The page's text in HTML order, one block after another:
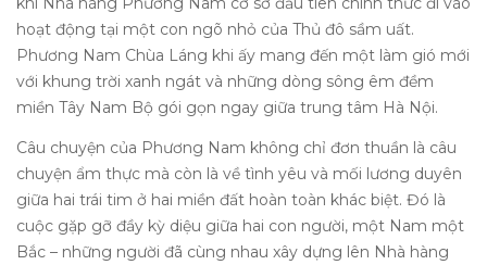
hoạt động tại một con ngõ nhỏ của Thủ đô sầm uất.
Phương Nam Chùa Láng khi ấy mang đến một làm gió mới
với khung trời xanh ngát và những dòng sông êm đềm
miền Tây Nam Bộ gói gọn ngay giữa trung tâm Hà Nội.
Câu chuyện của Phương Nam không chỉ đơn thuần là câu
chuyện ẩm thực mà còn là về tình yêu và mối lương duyên
giữa hai trái tim ở hai miền đất hoàn toàn khác biệt. Đó là
cuộc gặp gỡ đầy kỳ diệu giữa hai con người, một Nam một
Bắc – những người đã cùng nhau xây dựng lên Nhà hàng